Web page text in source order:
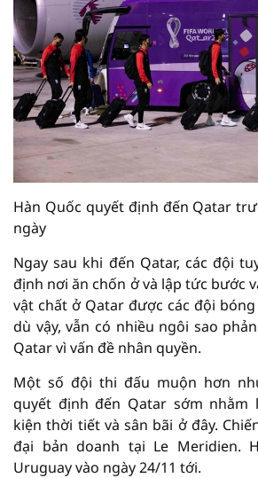
Hàn Quốc quyết định đến Qatar
ngày
Ngay sau khi đến Qatar, các đội
định nơi ăn chốn ở và lập tức bước
vật chất ở Qatar được các đội
dù vậy, vẫn có nhiều ngôi sao
Qatar vì vấn đề nhân quyền.
Một số đội thi đấu muộn hơn
quyết định đến Qatar sớm nhằm
kiện thời tiết và sân bãi ở đây.
đại bản doanh tại Le Meridien.
Uruguay vào ngày 24/11 tới.